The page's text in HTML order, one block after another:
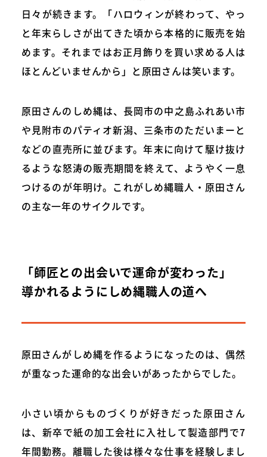
日々が続きます。「ハロウィンが終わって、やっ
と年末らしさが出てきた頃から本格的に販売を始
めます。それまではお正月飾りを買い求める人は
ほとんどいませんから」と原田さんは笑います。
原田さんのしめ縄は、長岡市の中之島ふれあい市
や見附市のパティオ新潟、三条市のただいまーと
などの直売所に並びます。年末に向けて駆け抜け
るような怒涛の販売期間を終えて、ようやく一息
つけるのが年明け。これがしめ縄職人・原田さん
の主な一年のサイクルです。
「師匠との出会いで運命が変わった」
導かれるようにしめ縄職人の道へ
原田さんがしめ縄を作るようになったのは、偶然
が重なった運命的な出会いがあったからでした。
小さい頃からものづくりが好きだった原田さん
は、新卒で紙の加工会社に入社して製造部門で7
年間勤務。離職した後は様々な仕事を経験しまし